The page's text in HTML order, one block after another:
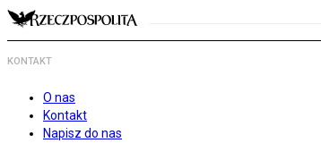
KONTAKT
O nas
Kontakt
Napisz do nas